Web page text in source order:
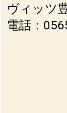
ヴィッツ
電話：